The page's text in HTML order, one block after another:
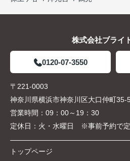
株式会社ブライ
0120-07-3550
〒221-0003
神奈川県横浜市神奈川区大口仲町35-
営業時間： 09：00～19：30
定休日： 火・水曜日 ※事前予約で定
トップページ